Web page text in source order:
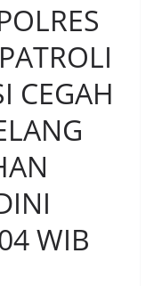
CEGAH
WIB